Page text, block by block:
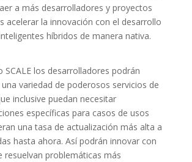
a más desarrolladores y proyectos
acelerar la innovación con el desarrollo
híbridos de manera nativa.
SCALE los desarrolladores podrán
variedad de poderosos servicios de
inclusive puedan necesitar
específicas para casos de usos
una tasa de actualización más alta a
hasta ahora. Así podrán innovar con
resuelvan problemáticas más